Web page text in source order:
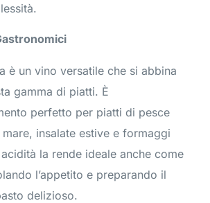
è un vino versatile che si abbina
gamma di piatti. È
perfetto per piatti di pesce
insalate estive e formaggi
la rende ideale anche come
l’appetito e preparando il
delizioso.